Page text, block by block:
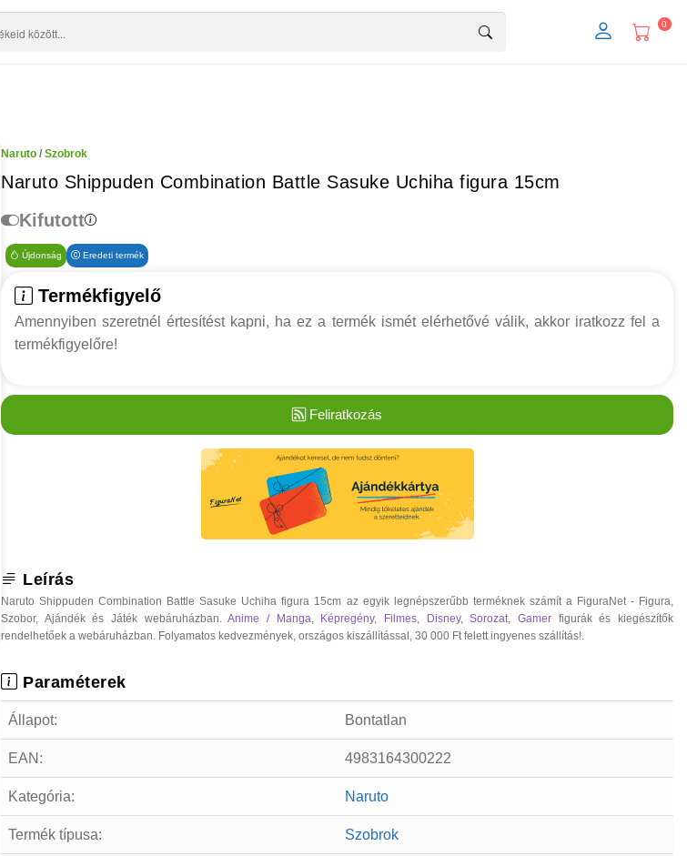
0
Naruto / Szobrok
Naruto Shippuden Combination Battle Sasuke Uchiha figura 15cm
Kifutott
Újdonság Eredeti termék
Termékfigyelő
Amennyiben szeretnél értesítést kapni, ha ez a termék ismét elérhetővé válik, akkor iratkozz fel a
termékfigyelőre!
Feliratkozás
Leírás
Naruto Shippuden Combination Battle Sasuke Uchiha figura 15cm az egyik legnépszerűbb terméknek számít a FiguraNet - Figura,
Szobor, Ajándék és Játék webáruházban.Anime / Manga Képregény, Filmes Disney,Sorozat ,Gamer figurák és kiegészítők
rendelhetőek a webáruházban. Folyamatos kedvezmények, országos kiszállítással, 30 000 Ft felett ingyenes szállítás!.
Paraméterek
Állapot: Bontatlan
EAN: 4983164300222
Kategória: Naruto
Termék típusa: Szobrok